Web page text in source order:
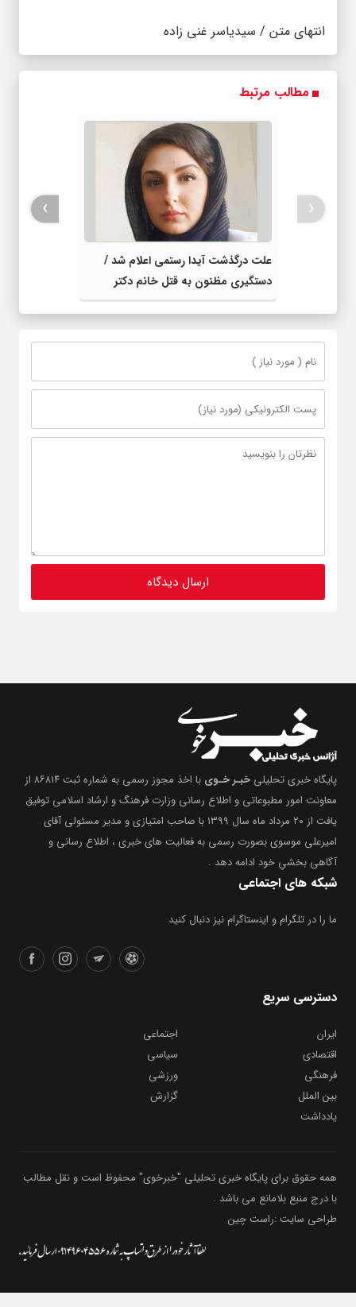
انتهای متن / سیدیاسر غنی زاده
مطالب مرتبط
علت درگذشت آیدا رستمی اعلام شد /
دستگیری مظنون به قتل خانم دکتر
‹
›
پایگاه خبری تحلیلی خبـر خـوی
با اخذ مجوز رسمی به شماره ثبت ۸۶۸۱۴ از
معاونت امور مطبوعاتی و اطلاع رسانی وزارت فرهنگ و ارشاد اسلامی توفیق
یافت از ۲۰ مرداد ماه سال ۱۳۹۹ با صاحب امتیازی و مدیر مسئولی آقای
امیرعلی موسوی بصورت رسمی به فعالیت های خبری ، اطلاع رسانی و
آگاهی بخشیِ خود ادامه دهد .
شبکه های اجتماعی
ما را در تلگرام و اینستاگرام نیز دنبال کنید
دسترسی سریع
ایران
اجتماعی
اقتصادی
سیاسی
فرهنگی
ورزشی
بین الملل
گزارش
یادداشت
همه حقوق برای پایگاه خبری تحلیلی "خبرخوی" محفوظ است و نقل مطالب
با درج منبع بلامانع می باشد .
طراحی سایت :راست چین